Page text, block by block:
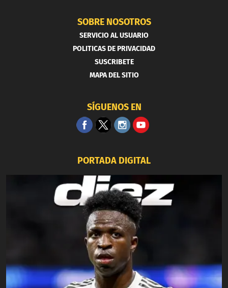
SOBRE NOSOTROS
SERVICIO AL USUARIO
POLITICAS DE PRIVACIDAD
SUSCRIBETE
MAPA DEL SITIO
SÍGUENOS EN
PORTADA DIGITAL